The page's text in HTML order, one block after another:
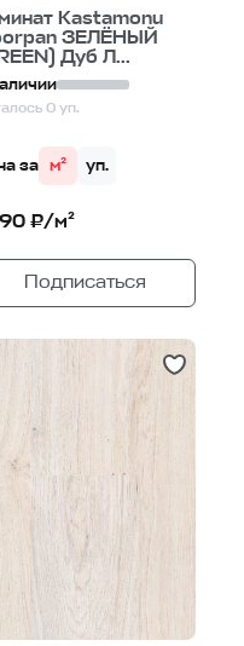
Kastamonu
ЗЕЛЁНЫЙ
Дуб Л...
0 уп.
за м² уп.
₽/м²
Подписаться